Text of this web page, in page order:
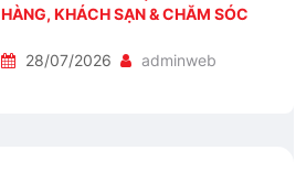
HÀNG, KHÁCH SẠN & CHĂM SÓC
28/07/2026 adminweb